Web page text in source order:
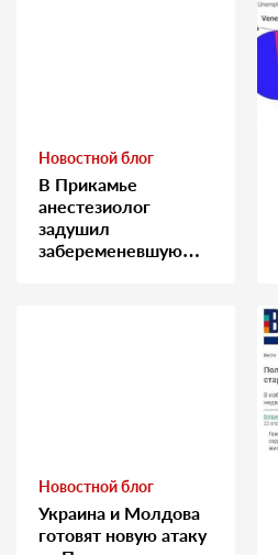
Новостной блог
В Прикамье
анестезиолог
задушил
забеременевшую
Новостной блог
Украина и Молдова
готовят новую атаку